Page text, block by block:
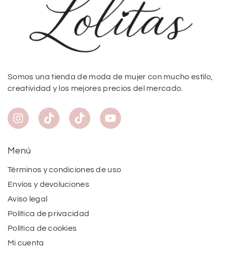
Somos una tienda de moda de mujer con mucho estilo,
creatividad y los mejores precios del mercado.
Menú
Términos y condiciones de uso
Envíos y devoluciones
Aviso legal
Política de privacidad
Política de cookies
Mi cuenta